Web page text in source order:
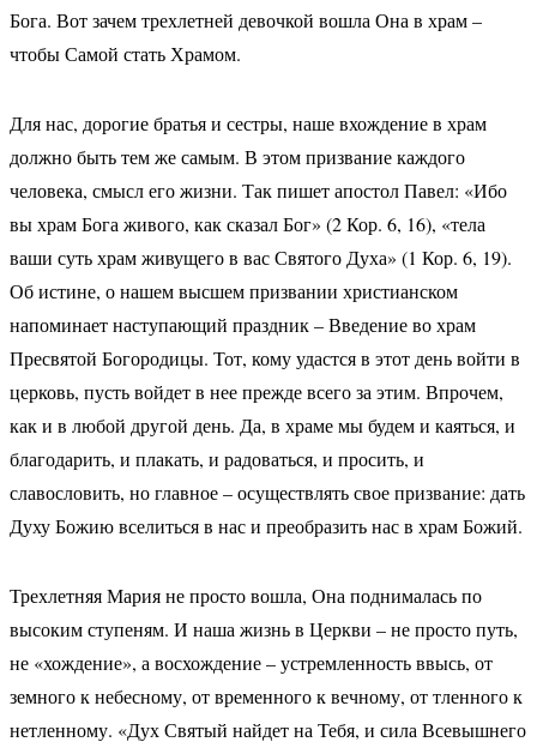
Бога. Вот зачем трехлетней девочкой вошла Она в храм –
чтобы Самой стать Храмом.
Для нас, дорогие братья и сестры, наше вхождение в храм
должно быть тем же самым. В этом призвание каждого
человека, смысл его жизни. Так пишет апостол Павел: «Ибо
вы храм Бога живого, как сказал Бог» (2 Кор. 6, 16), «тела
ваши суть храм живущего в вас Святого Духа» (1 Кор. 6, 19).
Об истине, о нашем высшем призвании христианском
напоминает наступающий праздник – Введение во храм
Пресвятой Богородицы. Тот, кому удастся в этот день войти в
церковь, пусть войдет в нее прежде всего за этим. Впрочем,
как и в любой другой день. Да, в храме мы будем и каяться, и
благодарить, и плакать, и радоваться, и просить, и
славословить, но главное – осуществлять свое призвание: дать
Духу Божию вселиться в нас и преобразить нас в храм Божий.
Трехлетняя Мария не просто вошла, Она поднималась по
высоким ступеням. И наша жизнь в Церкви – не просто путь,
не «хождение», а восхождение – устремленность ввысь, от
земного к небесному, от временного к вечному, от тленного к
нетленному. «Дух Святый найдет на Тебя, и сила Всевышнего